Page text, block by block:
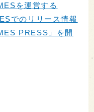
を運営する
でのリリース情報
PRESS」を開